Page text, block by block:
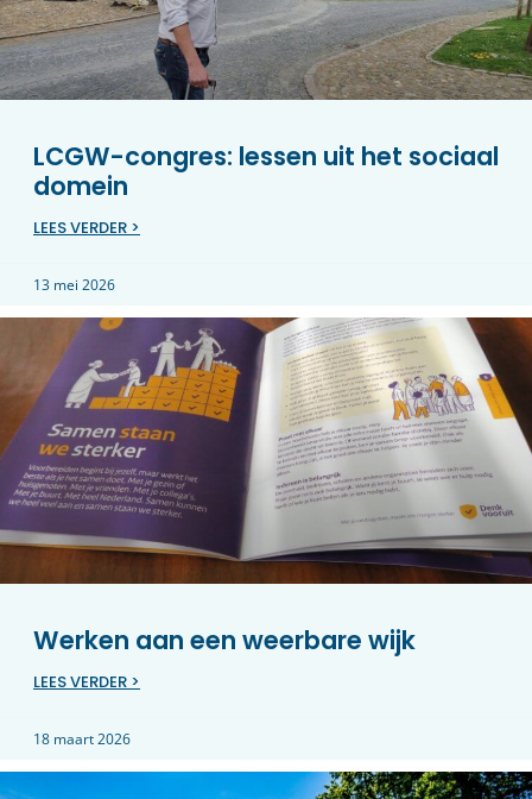
LCGW-congres: lessen uit het sociaal
domein
LEES VERDER >
13 mei 2026
Werken aan een weerbare wijk
LEES VERDER >
18 maart 2026